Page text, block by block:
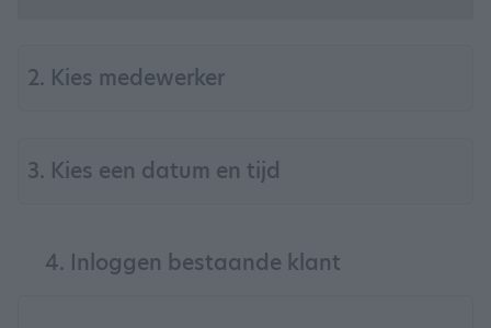
2. Kies medewerker
3. Kies een datum en tijd
4. Inloggen bestaande klant